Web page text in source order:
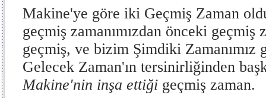
Makine'ye göre iki Geçmiş Zaman
geçmiş zamanımızdan önceki geçmiş
geçmiş, ve bizim Şimdiki Zamanımız
Gelecek Zaman'ın tersinirliğinden
Makine'nin inşa ettiği geçmiş zaman.